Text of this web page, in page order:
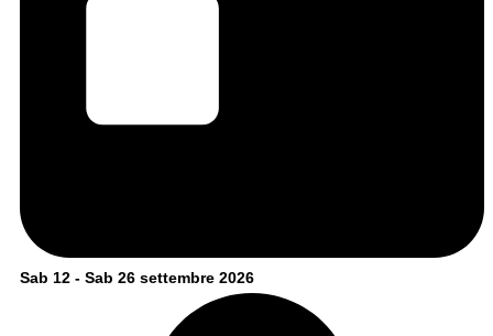
Sab 12 - Sab 26 settembre 2026